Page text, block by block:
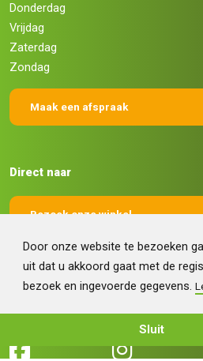
Door onze website te bezoeken
uit dat u akkoord gaat met de
bezoek en ingevoerde gegevens.
Sluit
Donderdag
Vrijdag
Zaterdag
Zondag
Maak een afspraak
Direct naar
Bezoek onze winkel
Maak een afspraak